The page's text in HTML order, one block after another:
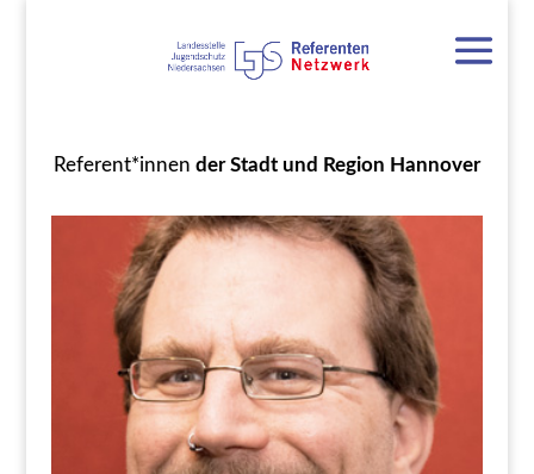
Referent*innen der Stadt und Region Hannover